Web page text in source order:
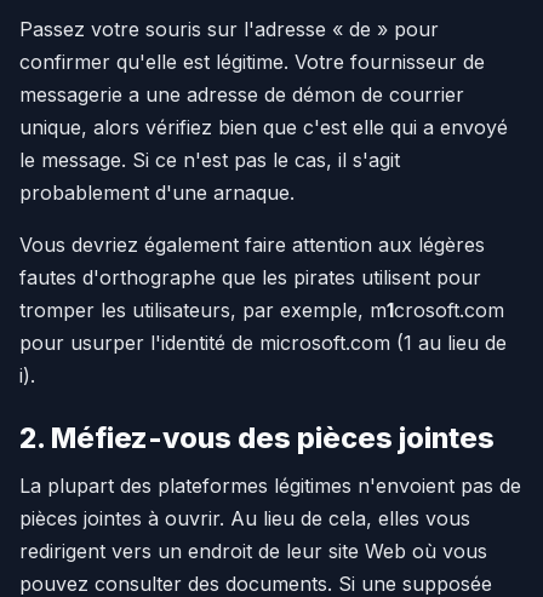
Passez votre souris sur l'adresse « de » pour
confirmer qu'elle est légitime. Votre fournisseur de
messagerie a une adresse de démon de courrier
unique, alors vérifiez bien que c'est elle qui a envoyé
le message. Si ce n'est pas le cas, il s'agit
probablement d'une arnaque.
Vous devriez également faire attention aux légères
fautes d'orthographe que les pirates utilisent pour
tromper les utilisateurs, par exemple, m1crosoft.com
pour usurper l'identité de microsoft.com (1 au lieu de
i).
2. Méfiez-vous des pièces jointes
La plupart des plateformes légitimes n'envoient pas de
pièces jointes à ouvrir. Au lieu de cela, elles vous
redirigent vers un endroit de leur site Web où vous
pouvez consulter des documents. Si une supposée